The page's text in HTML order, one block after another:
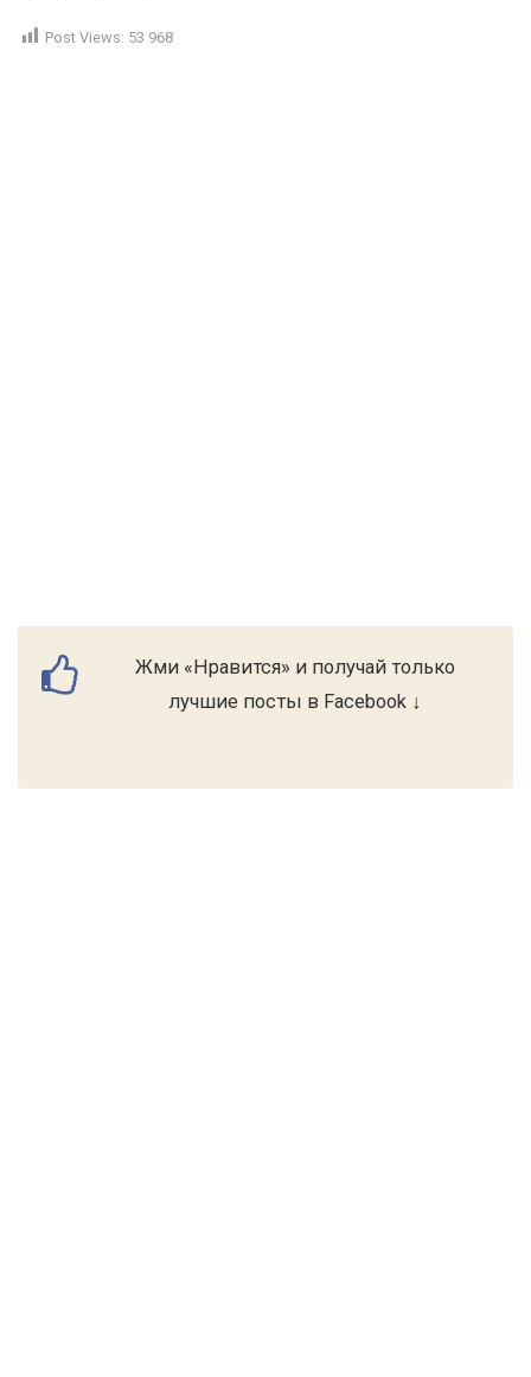
Post Views: 53 968
Жми «Нравится» и получай только
лучшие посты в Facebook ↓